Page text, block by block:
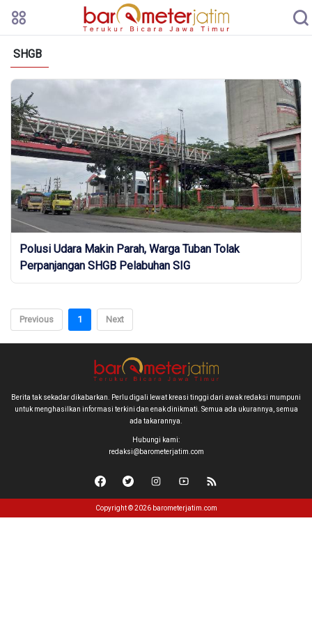
SHGB
Polusi Udara Makin Parah, Warga Tuban Tolak
Perpanjangan SHGB Pelabuhan SIG
Previous 1 Next
Berita tak sekadar dikabarkan. Perlu digali lewat kreasi tinggi dari awak redaksi mumpuni
untuk menghasilkan informasi terkini dan enak dinikmati. Semua ada ukurannya, semua
ada takarannya.
Hubungi kami:
redaksi@barometerjatim.com
Copyright © 2026 barometerjatim.com